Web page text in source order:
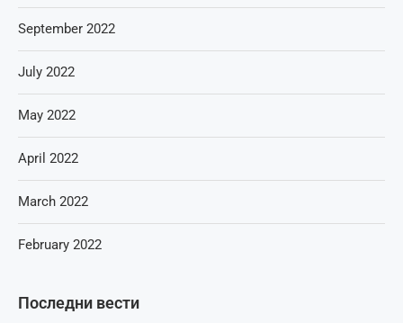
Последни вести
September 2022
July 2022
May 2022
April 2022
March 2022
February 2022